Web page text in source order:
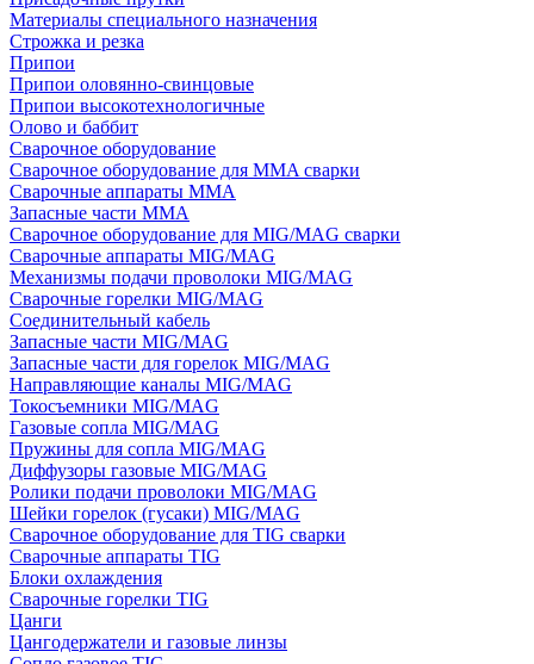
Материалы специального назначения
Строжка и резка
Припои
Припои оловянно-свинцовые
Припои высокотехнологичные
Олово и баббит
Сварочное оборудование
Сварочное оборудование для MMA сварки
Сварочные аппараты MMA
Запасные части MMA
Сварочное оборудование для MIG/MAG сварки
Сварочные аппараты MIG/MAG
Механизмы подачи проволоки MIG/MAG
Сварочные горелки MIG/MAG
Соединительный кабель
Запасные части MIG/MAG
Запасные части для горелок MIG/MAG
Направляющие каналы MIG/MAG
Токосъемники MIG/MAG
Газовые сопла MIG/MAG
Пружины для сопла MIG/MAG
Диффузоры газовые MIG/MAG
Ролики подачи проволоки MIG/MAG
Шейки горелок (гусаки) MIG/MAG
Сварочное оборудование для TIG сварки
Сварочные аппараты TIG
Блоки охлаждения
Сварочные горелки TIG
Цанги
Цангодержатели и газовые линзы